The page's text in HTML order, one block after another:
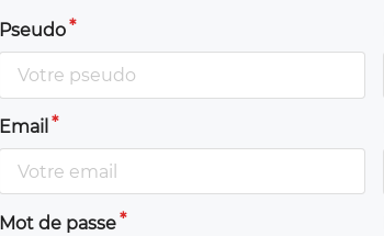
Pseudo
Email
Mot de passe